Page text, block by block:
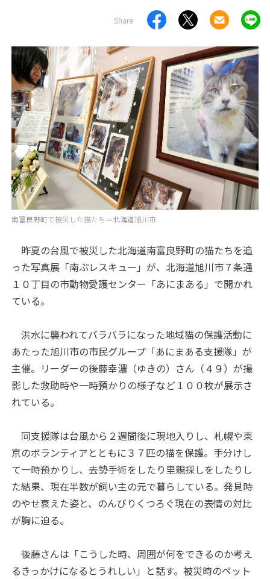
Share
南富良野町で被災した猫たち＝北海道旭川市
昨夏の台風で被災した北海道南富良野町の猫たちを追
った写真展「南ぷレスキュー」が、北海道旭川市７条通
１０丁目の市動物愛護センター「あにまある」で開かれ
ている。
洪水に襲われてバラバラになった地域猫の保護活動に
あたった旭川市の市民グループ「あにまある支援隊」が
主催。リーダーの後藤幸濃（ゆきの）さん（４９）が撮
影した救助時や一時預かりの様子など１００枚が展示さ
れている。
同支援隊は台風から２週間後に現地入りし、札幌や東
京のボランティアとともに３７匹の猫を保護。手分けし
て一時預かりし、去勢手術をしたり里親探しをしたりし
た結果、現在半数が飼い主の元で暮らしている。発見時
のやせ衰えた姿と、のんびりくつろぐ現在の表情の対比
が胸に迫る。
後藤さんは「こうした時、周囲が何をできるのか考え
るきっかけになるとうれしい」と話す。被災時のペット